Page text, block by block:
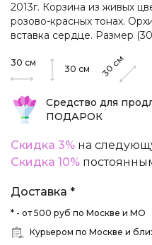
2013г. Корзина из живых
розово-красных тонах.
вставка сердце. Размер
30 см
30 см 30
см
Средство для
ПОДАРОК
Скидка 3% на
Скидка 10%
Доставка *
* - от 500 руб по Москве и МО
Курьером по Москве и